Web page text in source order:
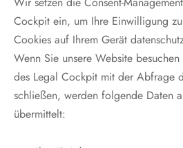
Cockpit ein, um Ihre Einwilligung
Cookies auf Ihrem Gerät
Wenn Sie unsere Website
des Legal Cockpit mit der Abfrage
schließen, werden folgende Daten
übermittelt: